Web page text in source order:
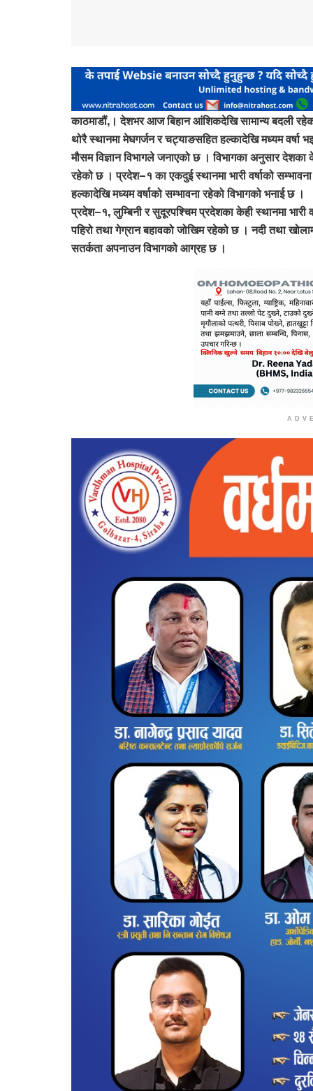
काठमाडौं,। देशभर आज बिहान आंशिकदेखि सामान्य बदली
थोरै स्थानमा मेघगर्जन र चट्याङसहित हल्कादेखि मध्यम
मौसम विज्ञान विभागले जनाएको छ । विभागका अनुसार देशका
रहेको छ । प्रदेश–१ का एकदुई स्थानमा भारी वर्षाको
हल्कादेखि मध्यम वर्षाको सम्भावना रहेको विभागको भनाई छ ।
प्रदेश–१, लुम्बिनी र सुदूरपश्चिम प्रदेशका केही स्थानमा भारी
पहिरो तथा गेग्रान बहावको जोखिम रहेको छ । नदी तथा
सतर्कता अपनाउन विभागको आग्रह छ ।